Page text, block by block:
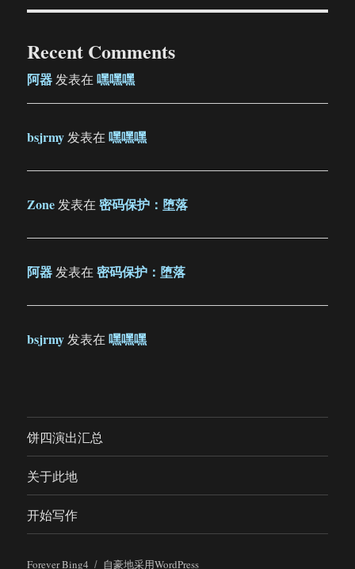
Recent Comments
阿器发表在嘿嘿嘿
bsjrmy发表在嘿嘿嘿
Zone发表在密码保护：堕落
阿器发表在密码保护：堕落
bsjrmy发表在嘿嘿嘿
饼四演出汇总
关于此地
开始写作
Forever Bing4 自豪地采用WordPress